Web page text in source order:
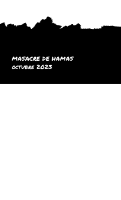
MASACRE DE HAMAS
octubre 2023